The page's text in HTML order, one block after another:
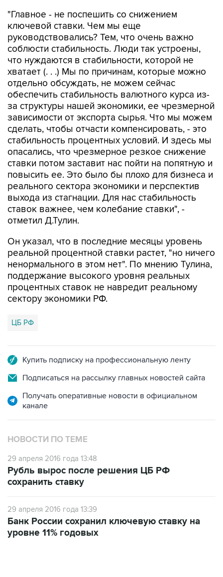
"Главное - не поспешить со снижением
ключевой ставки. Чем мы еще
руководствовались? Тем, что очень важно
соблюсти стабильность. Люди так устроены,
что нуждаются в стабильности, которой не
хватает (. . .) Мы по причинам, которые можно
отдельно обсуждать, не можем сейчас
обеспечить стабильность валютного курса из-
за структуры нашей экономики, ее чрезмерной
зависимости от экспорта сырья. Что мы можем
сделать, чтобы отчасти компенсировать, - это
стабильность процентных условий. И здесь мы
опасались, что чрезмерное резкое снижение
ставки потом заставит нас пойти на попятную и
повысить ее. Это было бы плохо для бизнеса и
реального сектора экономики и перспектив
выхода из стагнации. Для нас стабильность
ставок важнее, чем колебание ставки", -
отметил Д.Тулин.
Он указал, что в последние месяцы уровень
реальной процентной ставки растет, "но ничего
ненормального в этом нет". По мнению Тулина,
поддержание высокого уровня реальных
процентных ставок не навредит реальному
сектору экономики РФ.
ЦБ РФ
Купить подписку на профессиональную ленту
Подписаться на рассылку главных новостей сайта
Получать оперативные новости в официальном
канале
НОВОСТИ ПО ТЕМЕ
29 апреля 2016 года 13:48
Рубль вырос после решения ЦБ РФ
сохранить ставку
29 апреля 2016 года 13:39
Банк России сохранил ключевую ставку на
уровне 11% годовых